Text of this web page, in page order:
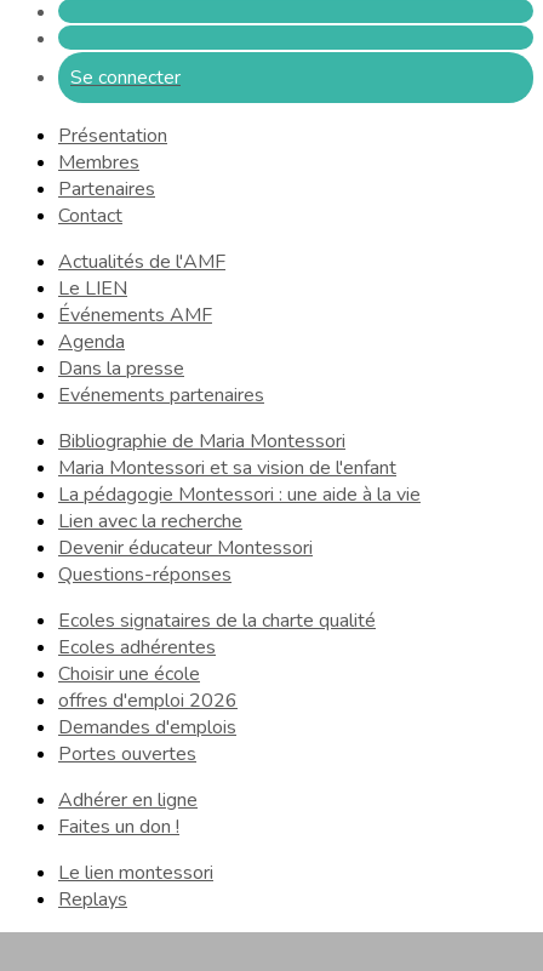
Se connecter
Présentation
Membres
Partenaires
Contact
Actualités de l'AMF
Le LIEN
Événements AMF
Agenda
Dans la presse
Evénements partenaires
Bibliographie de Maria Montessori
Maria Montessori et sa vision de l'enfant
La pédagogie Montessori : une aide à la vie
Lien avec la recherche
Devenir éducateur Montessori
Questions-réponses
Ecoles signataires de la charte qualité
Ecoles adhérentes
Choisir une école
offres d'emploi 2026
Demandes d'emplois
Portes ouvertes
Adhérer en ligne
Faites un don !
Le lien montessori
Replays